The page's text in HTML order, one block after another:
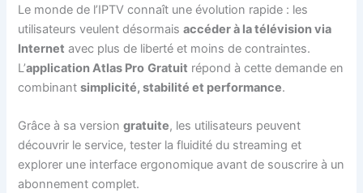
Le monde de l’IPTV connaît une évolution rapide : les
utilisateurs veulent désormaisaccéder à la télévision via
Internet avec plus de liberté et moins de contraintes.
L’application Atlas Pro Gratuit répond à cette demande en
combinantsimplicité, stabilité et performance.
Grâce à sa versiongratuite, les utilisateurs peuvent
découvrir le service, tester la fluidité du streaming et
explorer une interface ergonomique avant de souscrire à un
abonnement complet.